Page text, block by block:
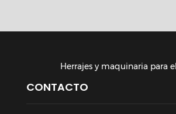
Herrajes y maquinaria para
CONTACTO